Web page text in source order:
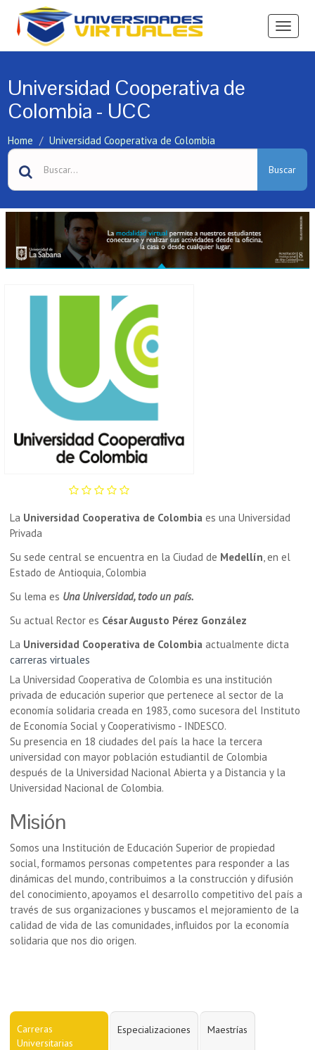
Ver
Universidad Cooperativa de
Colombia - UCC
Home Universidad Cooperativa de Colombia
Buscar
La Universidad Cooperativa de Colombia es una Universidad
Privada
Su sede central se encuentra en la Ciudad de Medellín, en el
Estado de Antioquia, Colombia
Su lema es Una Universidad, todo un país.
Su actual Rector es César Augusto Pérez González
La Universidad Cooperativa de Colombia actualmente dicta
carreras virtuales
La Universidad Cooperativa de Colombia es una institución
privada de educación superior que pertenece al sector de la
economía solidaria creada en 1983, como sucesora del Instituto
de Economía Social y Cooperativismo - INDESCO.
Su presencia en 18 ciudades del país la hace la tercera
universidad con mayor población estudiantil de Colombia
después de la Universidad Nacional Abierta y a Distancia y la
Universidad Nacional de Colombia.
Misión
Somos una Institución de Educación Superior de propiedad
social, formamos personas competentes para responder a las
dinámicas del mundo, contribuimos a la construcción y difusión
del conocimiento, apoyamos el desarrollo competitivo del país a
través de sus organizaciones y buscamos el mejoramiento de la
calidad de vida de las comunidades, influidos por la economía
solidaria que nos dio origen.
Carreras
Universitarias
Especializaciones Maestrías